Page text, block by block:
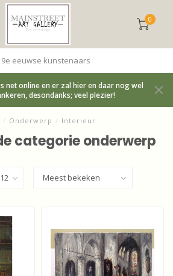
0
eeuwse kunstenaars
net online en er zal hier en daar nog wel
desondanks; veel plezier!
/ Onderwerp / Interieur
categorie onderwerp